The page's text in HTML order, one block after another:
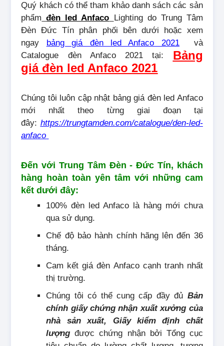
Quý khách có thể tham khảo danh sách các sản
phẩm đèn led Anfaco Lighting do Trung Tâm
Đèn Đức Tín phân phối bên dưới hoặc xem
ngay bảng giá đèn led Anfaco 2021và
Catalogue đèn Anfaco 2021 tại: Bảng
giá đèn led Anfaco 2021
Chúng tôi luôn cập nhật bảng giá đèn led Anfaco
mới nhất theo từng giai đoạn tại
đây: https://trungtamden.com/catalogue/den-led-
anfaco
Đến với Trung Tâm Đèn - Đức Tín, khách
hàng hoàn toàn yên tâm với những cam
kết dưới đây:
100% đèn led Anfaco là hàng mới chưa
qua sử dụng.
Chế độ bảo hành chính hãng lên đến 36
tháng.
Cam kết giá đèn Anfaco cạnh tranh nhất
thị trường.
Chúng tôi có thể cung cấp đầy đủ Bản
chính giấy chứng nhận xuất xưởng của
nhà sản xuất, Giấy kiểm định chất
lượng được chứng nhận bởi Tổng cục